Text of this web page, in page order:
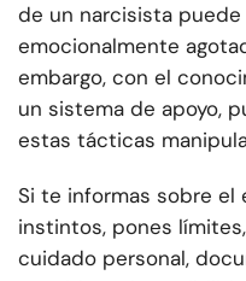
de un narcisista
emocionalmente
embargo, con el
un sistema de apoyo,
estas tácticas
Si te informas sobre el
instintos, pones
cuidado personal,